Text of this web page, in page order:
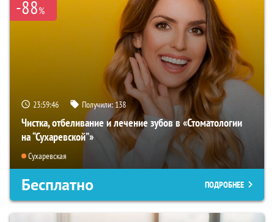
-88%
23:59:45 Получили:138
Чистка, отбеливание и лечение зубов в «Стоматологии
на “Сухаревской”»
Сухаревская
Бесплатно ПОДРОБНЕЕ